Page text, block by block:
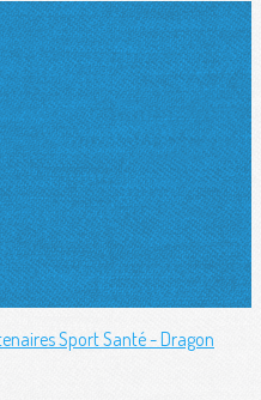
Sport Santé - Dragon